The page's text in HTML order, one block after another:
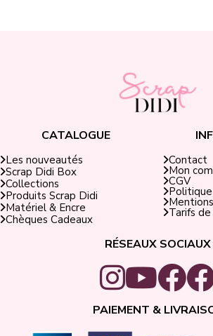
CATALOGUE
Les nouveautés
Scrap Didi Box
Collections
Produits Scrap Didi
Matériel & Encre
Chèques Cadeaux
Contact
Mon
CGV
Tarifs
RÉSEAUX SOCIAUX
PAIEMENT &